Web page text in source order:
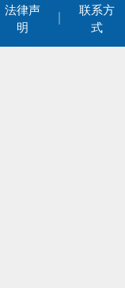
法律声
明
联系方
式